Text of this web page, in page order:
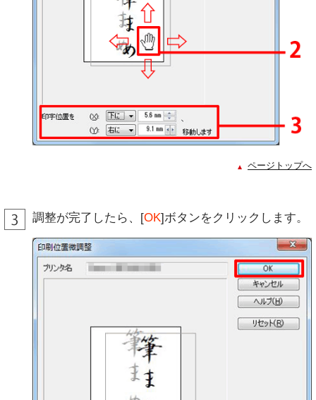
ページトップへ
調整が完了したら、[OK]ボタンをクリックします。